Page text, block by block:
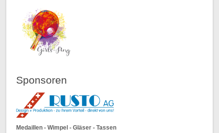
Sponsoren
Medaillen - Wimpel - Gläser - Tassen